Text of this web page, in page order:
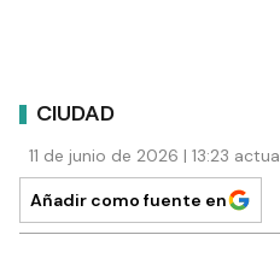
CIUDAD
11 de junio de 2026 | 13:23
Añadir como fuente en